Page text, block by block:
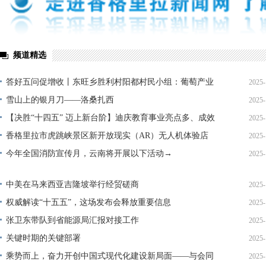
频道精选
答好五问促增收丨东旺乡胜利村阳都村民小组：葡萄产业
铺就“甜蜜”增收路
雪山上的银月刀——洛桑扎西
【决胜“十四五” 迈上新台阶】迪庆教育事业亮点多、成效
显——培根铸魂育桃李
香格里拉市虎跳峡景区新开放现实（AR）无人机体验店
今年全国消防宣传月，云南将开展以下活动→
中美在马来西亚吉隆坡举行经贸磋商
权威解读“十五五”，这场发布会释放重要信息
张卫东带队到省能源局汇报对接工作
关键时期的关键部署
乘势而上，奋力开创中国式现代化建设新局面——与会同